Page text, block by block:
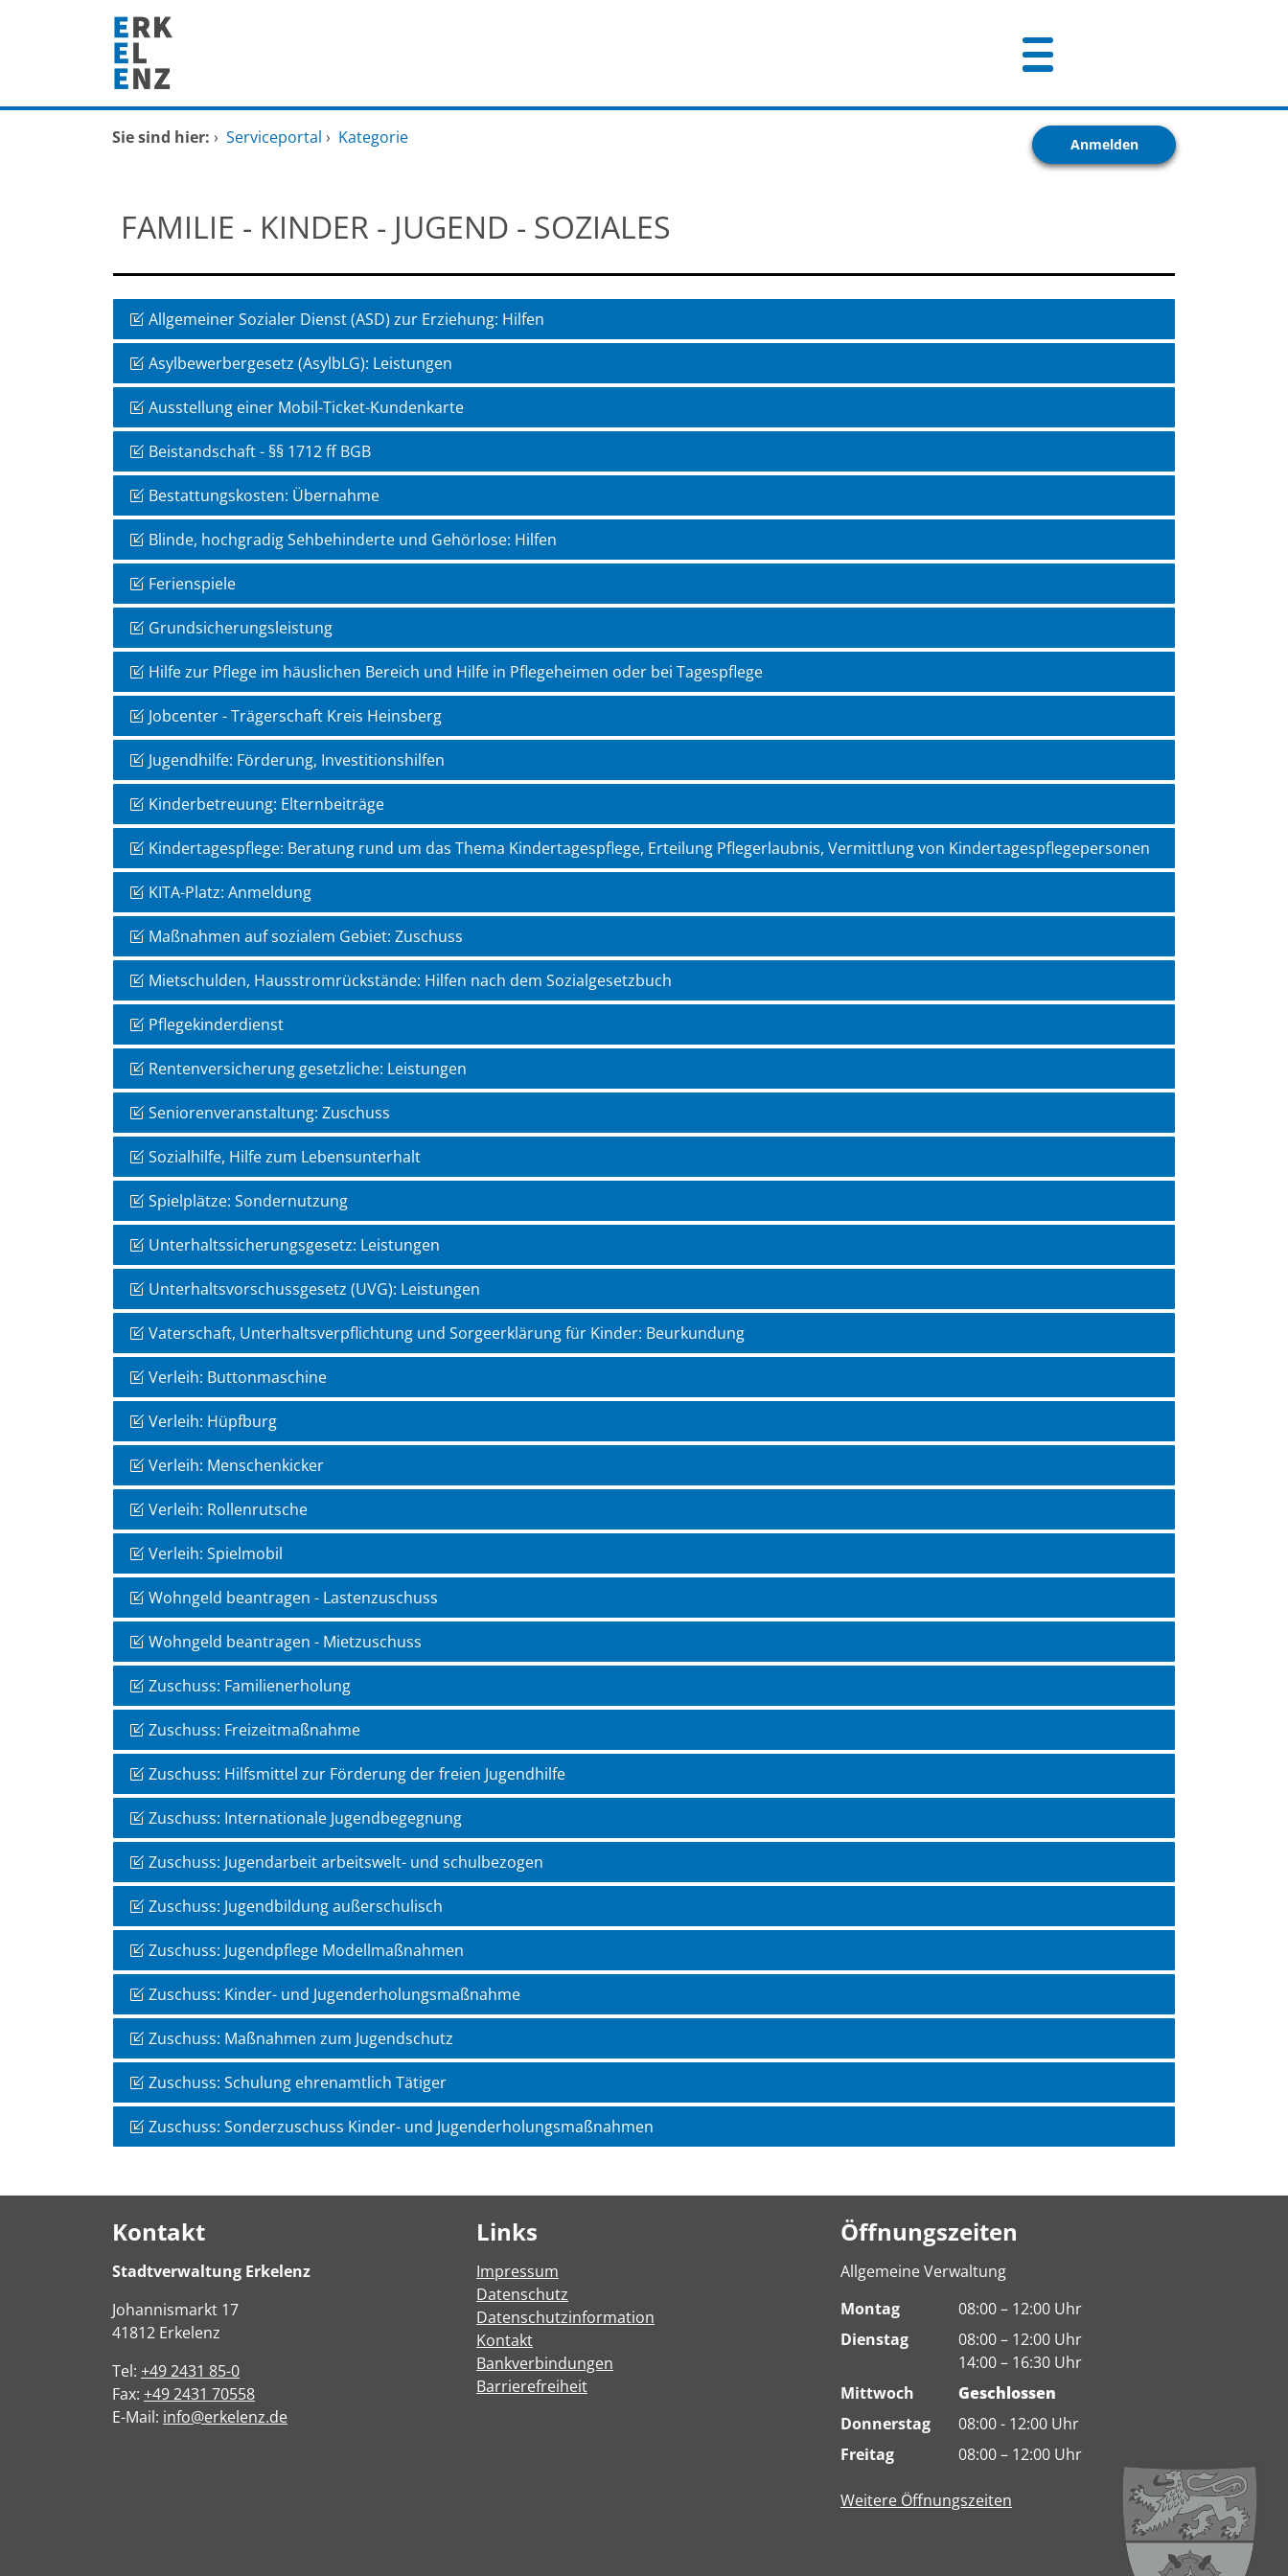
Zum Hauptinhalt springen
Startseite
Mitarbeitende A-Z
FAQ
Sie sind hier: › Serviceportal › Kategorie Anmelden
FAMILIE - KINDER - JUGEND - SOZIALES
Allgemeiner Sozialer Dienst (ASD) zur Erziehung: Hilfen
Asylbewerbergesetz (AsylbLG): Leistungen
Ausstellung einer Mobil-Ticket-Kundenkarte
Beistandschaft - §§ 1712 ff BGB
Bestattungskosten: Übernahme
Blinde, hochgradig Sehbehinderte und Gehörlose: Hilfen
Ferienspiele
Grundsicherungsleistung
Hilfe zur Pflege im häuslichen Bereich und Hilfe in Pflegeheimen oder bei Tagespflege
Jobcenter - Trägerschaft Kreis Heinsberg
Jugendhilfe: Förderung, Investitionshilfen
Kinderbetreuung: Elternbeiträge
Kindertagespflege: Beratung rund um das Thema Kindertagespflege, Erteilung Pflegerlaubnis, Vermittlung von Kindertagespflegepersonen
KITA-Platz: Anmeldung
Maßnahmen auf sozialem Gebiet: Zuschuss
Mietschulden, Hausstromrückstände: Hilfen nach dem Sozialgesetzbuch
Pflegekinderdienst
Rentenversicherung gesetzliche: Leistungen
Seniorenveranstaltung: Zuschuss
Sozialhilfe, Hilfe zum Lebensunterhalt
Spielplätze: Sondernutzung
Unterhaltssicherungsgesetz: Leistungen
Unterhaltsvorschussgesetz (UVG): Leistungen
Vaterschaft, Unterhaltsverpflichtung und Sorgeerklärung für Kinder: Beurkundung
Verleih: Buttonmaschine
Verleih: Hüpfburg
Verleih: Menschenkicker
Verleih: Rollenrutsche
Verleih: Spielmobil
Wohngeld beantragen - Lastenzuschuss
Wohngeld beantragen - Mietzuschuss
Zuschuss: Familienerholung
Zuschuss: Freizeitmaßnahme
Zuschuss: Hilfsmittel zur Förderung der freien Jugendhilfe
Zuschuss: Internationale Jugendbegegnung
Zuschuss: Jugendarbeit arbeitswelt- und schulbezogen
Zuschuss: Jugendbildung außerschulisch
Zuschuss: Jugendpflege Modellmaßnahmen
Zuschuss: Kinder- und Jugenderholungsmaßnahme
Zuschuss: Maßnahmen zum Jugendschutz
Zuschuss: Schulung ehrenamtlich Tätiger
Zuschuss: Sonderzuschuss Kinder- und Jugenderholungsmaßnahmen
Kontakt
Stadtverwaltung Erkelenz
Johannismarkt 17
41812 Erkelenz
Tel: +49 2431 85-0
Fax: +49 2431 70558
E-Mail: info@erkelenz.de
Links
Impressum
Datenschutz
Datenschutzinformation
Kontakt
Bankverbindungen
Barrierefreiheit
Öffnungszeiten
Allgemeine Verwaltung
Montag
08:00 – 12:00 Uhr
Dienstag
08:00 – 12:00 Uhr
14:00 – 16:30 Uhr
Mittwoch
Geschlossen
Donnerstag
08:00 - 12:00 Uhr
Freitag
08:00 – 12:00 Uhr
Weitere Öffnungszeiten